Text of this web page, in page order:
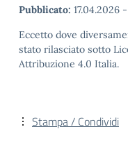
Pubblicato: 17.04.2026 -
Eccetto dove
stato rilasciato sotto
Attribuzione 4.0 Italia.
Stampa / Condividi